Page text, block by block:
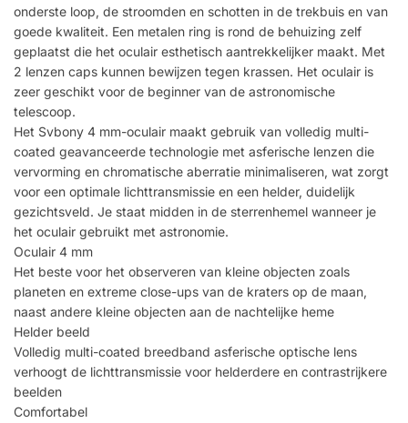
onderste loop, de stroomden en schotten in de trekbuis en van
goede kwaliteit. Een metalen ring is rond de behuizing zelf
geplaatst die het oculair esthetisch aantrekkelijker maakt. Met
2 lenzen caps kunnen bewijzen tegen krassen. Het oculair is
zeer geschikt voor de beginner van de astronomische
telescoop.
Het Svbony 4 mm-oculair maakt gebruik van volledig multi-
coated geavanceerde technologie met asferische lenzen die
vervorming en chromatische aberratie minimaliseren, wat zorgt
voor een optimale lichttransmissie en een helder, duidelijk
gezichtsveld. Je staat midden in de sterrenhemel wanneer je
het oculair gebruikt met astronomie.
Oculair 4 mm
Het beste voor het observeren van kleine objecten zoals
planeten en extreme close-ups van de kraters op de maan,
naast andere kleine objecten aan de nachtelijke heme
Helder beeld
Volledig multi-coated breedband asferische optische lens
verhoogt de lichttransmissie voor helderdere en contrastrijkere
beelden
Comfortabel